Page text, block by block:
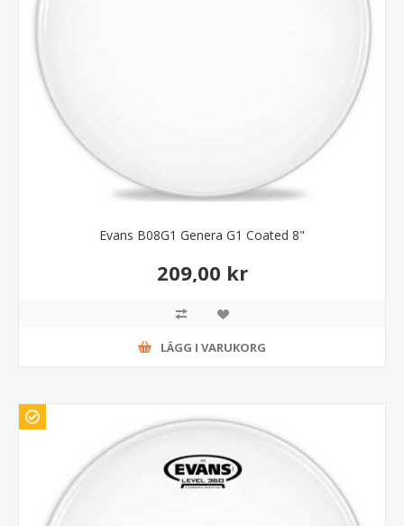
Evans B08G1 Genera G1 Coated 8"
209,00 kr
LÄGG I VARUKORG